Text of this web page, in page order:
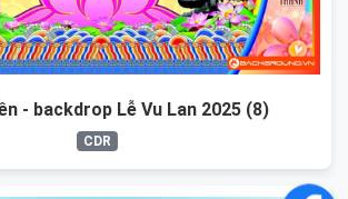
- backdrop Lễ Vu Lan 2025 (8)
CDR